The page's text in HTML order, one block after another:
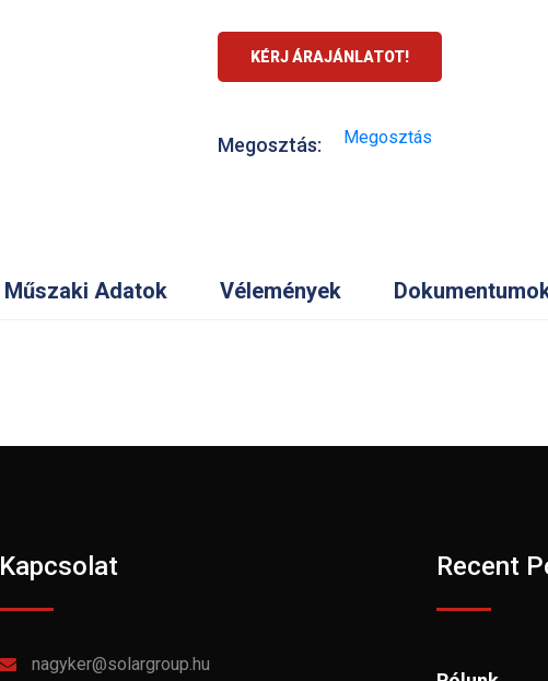
KÉRJ ÁRAJÁNLATOT!
Megosztás: Megosztás
Műszaki Adatok Vélemények
Kapcsolat
nagyker@solargroup.hu
Recent